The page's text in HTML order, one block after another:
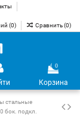
(0) Сравнить (0)
0
Корзина
стальные
бок. подкл.